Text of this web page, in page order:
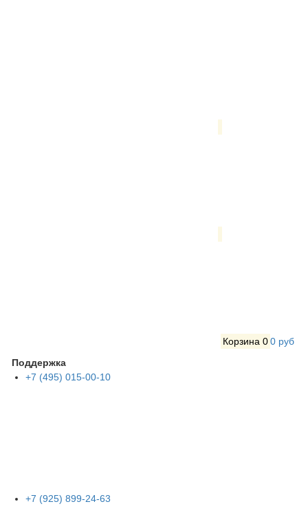
Корзина 00 руб
Поддержка
+7 (495) 015-00-10
+7 (925) 899-24-63